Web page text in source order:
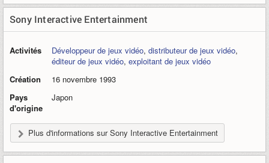
Sony Interactive Entertainment
Activités Développeur de jeux vidéo, distributeur de jeux vidéo,
éditeur de jeux vidéo, exploitant de jeux vidéo
Création
16 novembre 1993
Pays
d'origine
Japon
Plus d'informations sur Sony Interactive Entertainment